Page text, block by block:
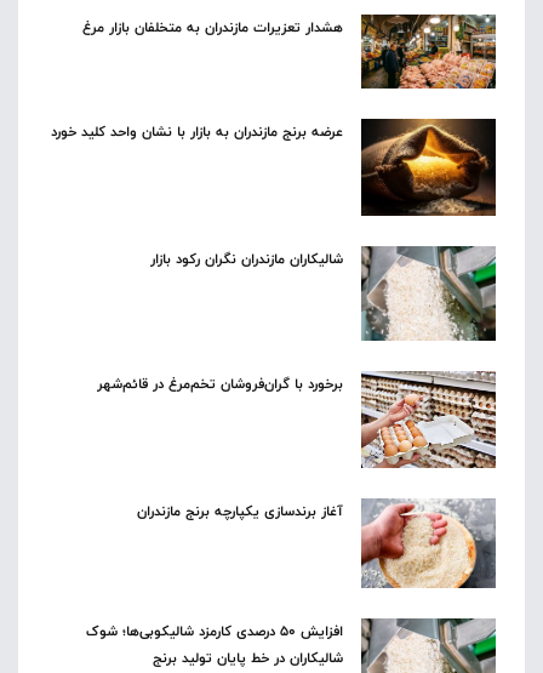
هشدار تعزیرات مازندران به متخلفان بازار مرغ
عرضه برنج مازندران به بازار با نشان واحد کلید خورد
شالیکاران مازندران نگران رکود بازار
برخورد با گران‌فروشان تخم‌مرغ در قائم‌شهر
آغاز برندسازی یکپارچه برنج مازندران
افزایش ۵۰ درصدی کارمزد شالیکوبی‌ها؛ شوک
شالیکاران در خط پایان تولید برنج